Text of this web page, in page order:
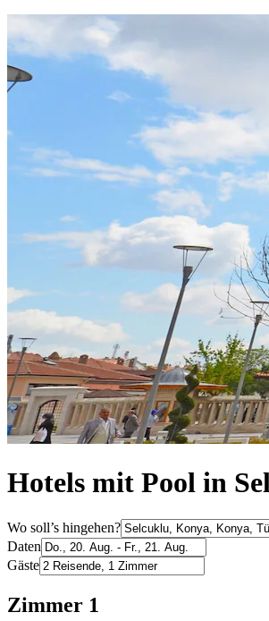
Hotels mit Pool in
Wo soll’s hingehen?
Daten
Gäste
Zimmer 1